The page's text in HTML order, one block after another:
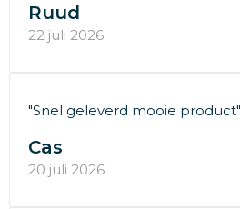
Ruud
22 juli 2026
"Snel geleverd mooie product"
Cas
20 juli 2026